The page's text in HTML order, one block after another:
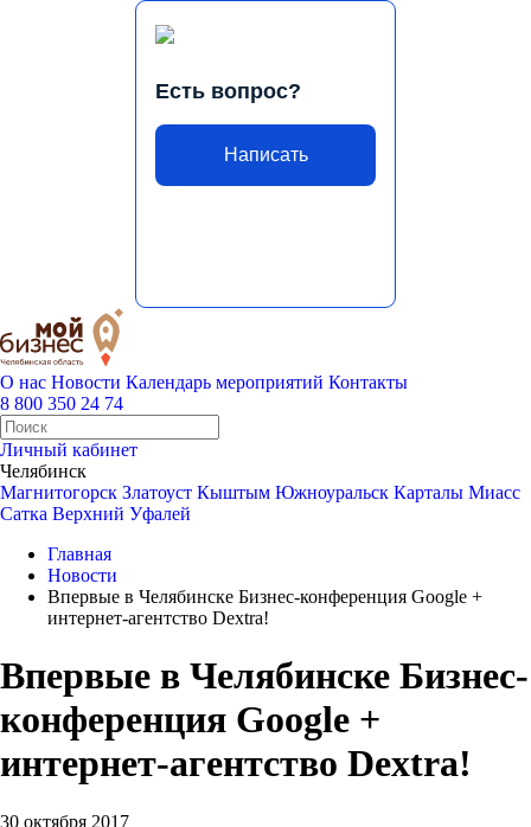
Есть вопрос?
Написать
О нас Новости Календарь мероприятий Контакты
8 800 350 24 74
Личный кабинет
Челябинск
Магнитогорск Златоуст Кыштым Южноуральск Карталы Миасс
Сатка Верхний Уфалей
Главная
Новости
Впервые в Челябинске Бизнес-конференция Google +
интернет-агентство Dextra!
Впервые в Челябинске Бизнес-
конференция Google +
интернет-агентство Dextra!
30 октября 2017